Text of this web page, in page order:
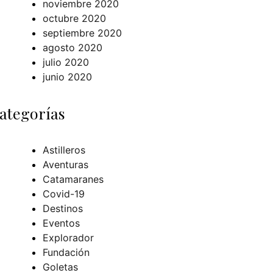
noviembre 2020
octubre 2020
septiembre 2020
agosto 2020
julio 2020
junio 2020
Astilleros
Aventuras
Catamaranes
Covid-19
Destinos
Eventos
Explorador
Fundación
Goletas